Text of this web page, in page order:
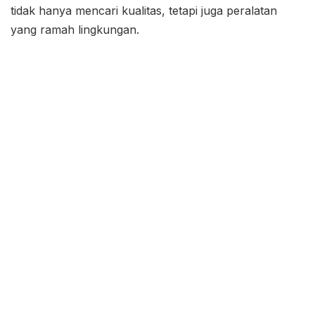
tidak hanya mencari kualitas, tetapi juga peralatan
yang ramah lingkungan.